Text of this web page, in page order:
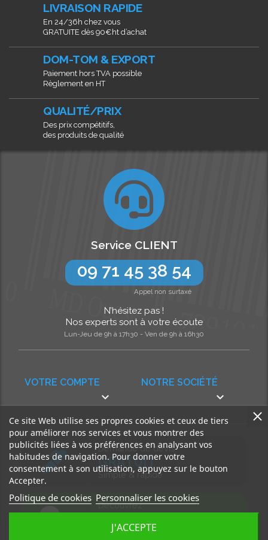
LIVRAISON RAPIDE
En 24/36h chez vous
GRATUITE dès 90€ht d’achat
DOM-TOM & EXPORT
Paiement hors TVA possible
Règlement en HT
QUALITÉ/PRIX
Des prix compétitifs,
des produits de qualité
NOTRE SOCIÉTÉ

VOTRE COMPTE

Service CLIENT
09 71 45 38 54
Appel non surtaxé
N’hésitez pas !
Nos experts sont à votre écoute
Lun-Jeu de 9h à 17h30 - Ven de 9h à 16h30
Demande de devis
GRATUIT
Simple & rapide
Découvrez
Accédez à nos articles
Ce site Web utilise ses propres cookies et ceux de tiers
pour améliorer nos services et vous montrer des
publicités liées à vos préférences en analysant vos
habitudes de navigation. Pour donner votre
consentement à son utilisation, appuyez sur le bouton
Accepter.
Politique de cookies Personnaliser les cookies
J'ACCEPTE